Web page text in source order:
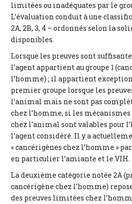
limitées ou inadéquates par le
L’évaluation conduit à une
2A, 2B, 3, 4 – ordonnés selon la
disponibles.
Lorsque les preuves sont
l’agent appartient au groupe 1
l’homme) ; il appartient
premier groupe lorsque les
l’animal mais ne sont pas
chez l’homme, si les
chez l’animal sont valables pour
l’agent considéré. Il y a
« cancérigènes chez l’homme »
en particulier l’amiante et le VIH.
La deuxième catégorie notée 2A
cancérigène chez l’homme)
des preuves limitées chez